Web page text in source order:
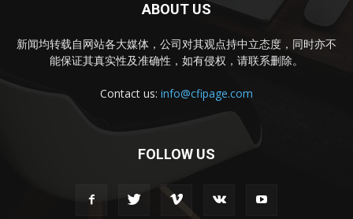
ABOUT US
新闻均转载自网站各大媒体，公司对其观点持中立态度，同时亦不
能保证其真实性及准确性，如有侵权，请联系删除。
Contact us: info@cfipage.com
FOLLOW US